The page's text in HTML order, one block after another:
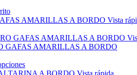
Vista
GAFAS AMARILLAS A BORDO
Vista rápida